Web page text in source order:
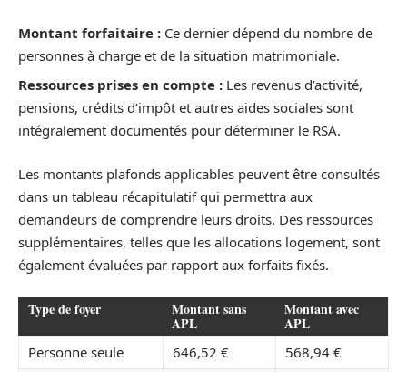
Montant forfaitaire : Ce dernier dépend du nombre de
personnes à charge et de la situation matrimoniale.
Ressources prises en compte : Les revenus d’activité,
pensions, crédits d’impôt et autres aides sociales sont
intégralement documentés pour déterminer le RSA.
Les montants plafonds applicables peuvent être consultés
dans un tableau récapitulatif qui permettra aux
demandeurs de comprendre leurs droits. Des ressources
supplémentaires, telles que les allocations logement, sont
également évaluées par rapport aux forfaits fixés.
Type de foyer Montant sans
APL
Montant avec
APL
Personne seule 646,52 €
568,94 €